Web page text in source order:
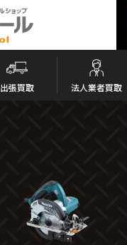
出張買取 法人業者買取